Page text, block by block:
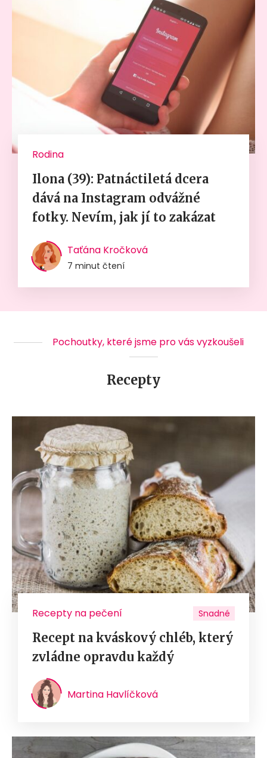
Rodina
Ilona (39): Patnáctiletá dcera
dává na Instagram odvážné
fotky. Nevím, jak jí to zakázat
Taťána Kročková
7 minut čtení
Pochoutky, které jsme pro vás vyzkoušeli
Recepty
Recepty na pečení Snadné
Recept na kváskový chléb, který
zvládne opravdu každý
Martina Havlíčková